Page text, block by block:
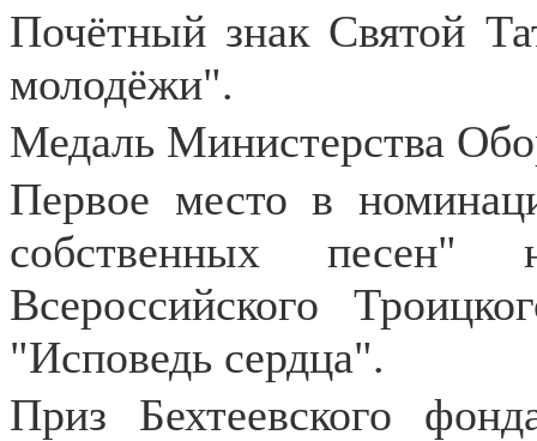
Почётный знак Святой
молодёжи".
Медаль Министерства
Первое место в
собственных песен"
Всероссийского
"Исповедь сердца".
Приз Бехтеевского